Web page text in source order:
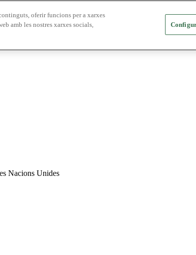
Nacions Unides
oferir funcions per a xarxes
amb les nostres xarxes socials,